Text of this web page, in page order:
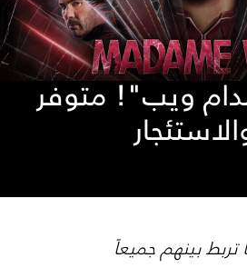
ويب"! متوفر
بينهم جميعاً